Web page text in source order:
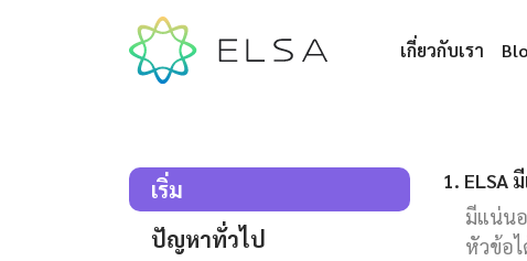
เกี่ยวกับเรา
เริ่ม
ปัญหาทั่วไป
1. ELSA
มีแน่น
หัวข้อ